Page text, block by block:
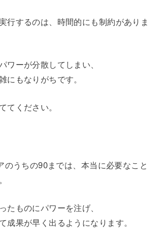
行するのは、時間的にも制約がありま
ワーが分散してしまい、
にもなりがちです。
てください。
のうちの90までは、本当に必要なこと
たものにパワーを注げ、
成果が早く出るようになります。